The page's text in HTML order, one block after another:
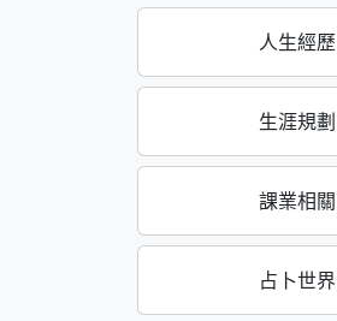
人生經歷
生涯規劃
課業相關
占卜世界